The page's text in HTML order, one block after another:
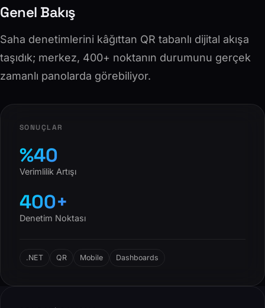
Genel Bakış
Saha denetimlerini kâğıttan QR tabanlı dijital akışa
taşıdık; merkez, 400+ noktanın durumunu gerçek
zamanlı panolarda görebiliyor.
SONUÇLAR
%40
Verimlilik Artışı
400+
Denetim Noktası
.NET QR Mobile Dashboards